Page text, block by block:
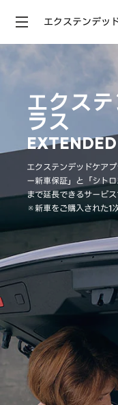
エクステンデッ
エクス
ラス
エクステンデッドケア
ー新車保証」と「シト
まで延長できるサービス
※新車をご購入された1